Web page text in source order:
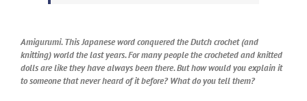
Amigurumi. This Japanese word conquered the Dutch crochet (and
knitting) world the last years. For many people the crocheted and knitted
dolls are like they have always been there. But how would you explain it
to someone that never heard of it before? What do you tell them?